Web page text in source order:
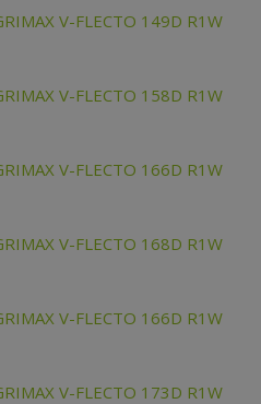
V-FLECTO 149D R1W
V-FLECTO 158D R1W
V-FLECTO 166D R1W
V-FLECTO 168D R1W
V-FLECTO 166D R1W
V-FLECTO 173D R1W